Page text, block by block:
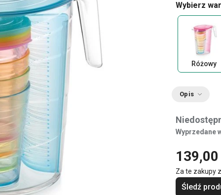
Wybierz
Różowy
Opis
Wyprzedane
139,00
Za te zakupy
Śledź